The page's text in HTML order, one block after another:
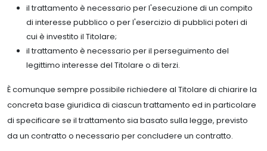
il trattamento è necessario per l'esecuzione di un compito
di interesse pubblico o per l'esercizio di pubblici poteri di
cui è investito il Titolare;
il trattamento è necessario per il perseguimento del
legittimo interesse del Titolare o di terzi.
È comunque sempre possibile richiedere al Titolare di chiarire la
concreta base giuridica di ciascun trattamento ed in particolare
di specificare se il trattamento sia basato sulla legge, previsto
da un contratto o necessario per concludere un contratto.